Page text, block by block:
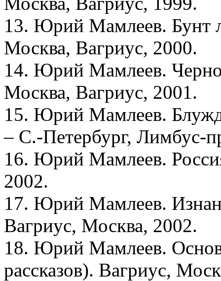
13. Юрий Мамлеев. Бунт
Москва, Вагриус, 2000.
14. Юрий Мамлеев.
Москва, Вагриус, 2001.
15. Юрий Мамлеев.
– С.-Петербург, Лимбус-
16. Юрий Мамлеев.
2002.
17. Юрий Мамлеев.
Вагриус, Москва, 2002.
18. Юрий Мамлеев.
рассказов). Вагриус,